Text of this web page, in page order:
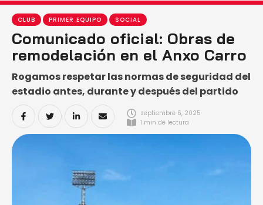
CLUB PRIMER EQUIPO SOCIAL
Comunicado oficial: Obras de
remodelación en el Anxo Carro
Rogamos respetar las normas de seguridad del
estadio antes, durante y después del partido
septiembre 6, 2025
1 min de lectura